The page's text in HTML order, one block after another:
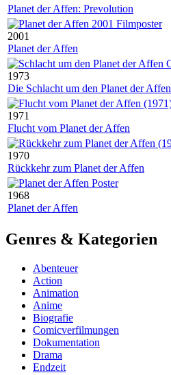
Planet der Affen: Prevolution
2001
Planet der Affen
1973
Die Schlacht um den Planet der Affen
1971
Flucht vom Planet der Affen
1970
Rückkehr zum Planet der Affen
1968
Planet der Affen
Genres & Kategorien
Abenteuer
Action
Animation
Anime
Biografie
Comicverfilmungen
Dokumentation
Drama
Endzeit